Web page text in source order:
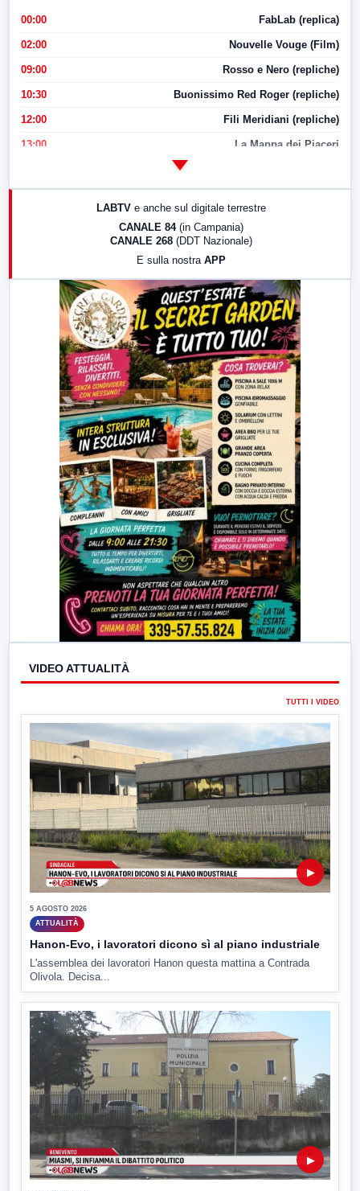
00:00 FabLab (replica)
02:00 Nouvelle Vouge (Film)
09:00 Rosso e Nero (repliche)
10:30 Buonissimo Red Roger (repliche)
12:00 Fili Meridiani (repliche)
13:00 La Mappa dei Piaceri
LabNews (replica)
LABTV e anche sul digitale terrestre
CANALE 84 (in Campania)
CANALE 268 (DDT Nazionale)
E sulla nostra APP
VIDEO ATTUALITÀ
TUTTI I VIDEO
▶
5 AGOSTO 2026
ATTUALITÀ
Hanon-Evo, i lavoratori dicono sì al piano industriale
L'assemblea dei lavoratori Hanon questa mattina a Contrada
Olivola. Decisa...
▶